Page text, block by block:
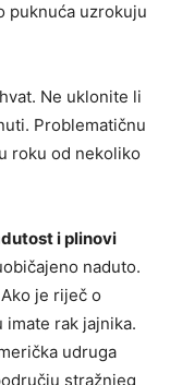
puknuća uzrokuju
Ne uklonite li
Problematičnu
roku od nekoliko
i plinovi
naduto.
je riječ o
imate rak jajnika.
udruga
stražnjeg